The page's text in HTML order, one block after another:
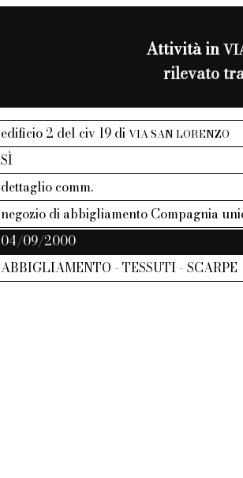
Attività in
rilevato
edificio 2 del civ 19 diVIA SAN LORENZO
SÌ
dettaglio comm.
negozio di abbigliamento Compagnia
04/09/2000
ABBIGLIAMENTO - TESSUTI - SCARPE